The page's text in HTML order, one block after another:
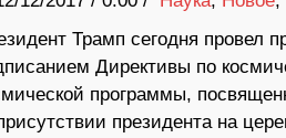
Трамп сегодня провел
Директивы по
программы,
президента на